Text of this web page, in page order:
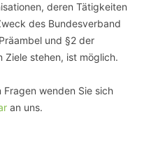
deren Tätigkeiten
des Bundesverband
und §2 der
Ziele stehen, ist möglich.
Fragen wenden Sie sich
an uns.